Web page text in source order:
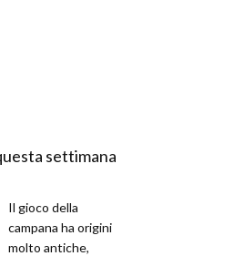
settimana
Il gioco della
campana ha origini
molto antiche,